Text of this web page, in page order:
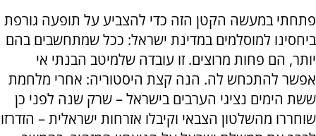
פתחתי במעשה הקטן הזה כדי להצביע על תופעה גורפת
ביחסינו למוסלמים במדינת ישראל: ככל שמתחשבים בהם
יותר, הם פחות מרוצים. זו עובדה שלמיטב הבנתי אי
אפשר להתכחש לה. הנה קצת היסטוריה: אחרי מלחמת
ששת הימים נציגי הערבים בישראל – שרק שנה לפני כן
שוחררו מהשלטון הצבאי וקיבלו אזרחות ישראלית – הזדרזו